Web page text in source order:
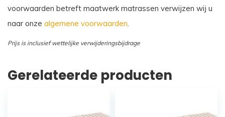
voorwaarden betreft maatwerk matrassen verwijzen wij u
naar onze algemene voorwaarden.
Prijs is inclusief wettelijke verwijderingsbijdrage
Gerelateerde producten